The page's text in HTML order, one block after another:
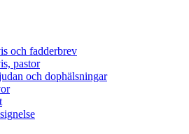
och fadderbrev
pastor
och dophälsningar